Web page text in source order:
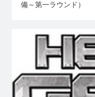
備～第一ラウンド）